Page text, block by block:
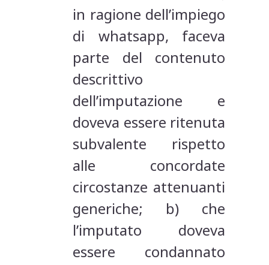
in ragione dell’impiego
di whatsapp, faceva
parte del contenuto
descrittivo
dell’imputazione e
doveva essere ritenuta
subvalente rispetto
alle concordate
circostanze attenuanti
generiche; b) che
l’imputato doveva
essere condannato